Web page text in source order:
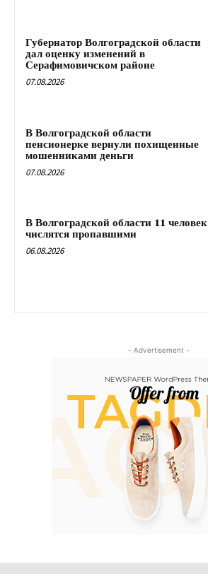
Губернатор Волгоградской области
дал оценку изменений в
Серафимовичском районе
07.08.2026
В Волгоградской области
пенсионерке вернули похищенные
мошенниками деньги
07.08.2026
В Волгоградской области 11 человек
числятся пропавшими
06.08.2026
- Advertisement -